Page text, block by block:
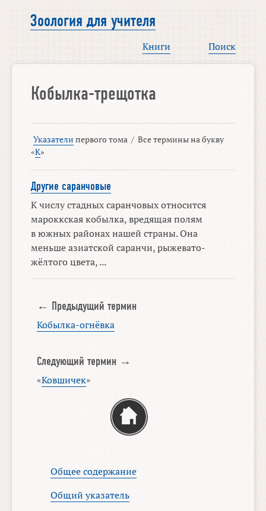
Зоология для учителя
Книги Поиск
Кобылка-трещотка
Указатели первого тома / Все термины на букву
«К»
Другие саранчовые
К числу стадных саранчовых относится
мароккская кобылка, вредящая полям
в южных районах нашей страны. Она
меньше азиатской саранчи, рыжевато-
жёлтого цвета, ...
← Предыдущий термин
Кобылка-огнёвка
Следующий термин →
«Ковшичек»
Общее содержание
Общий указатель